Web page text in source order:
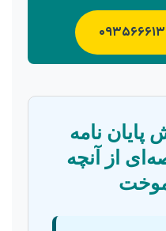
پایان نامه
از آنچه